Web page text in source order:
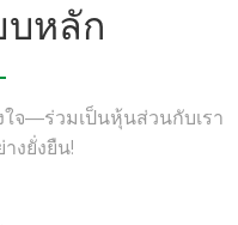
บหลัก
ใจ—ร่วมเป็นหุ้นส่วนกับเรา
งยั่งยืน!